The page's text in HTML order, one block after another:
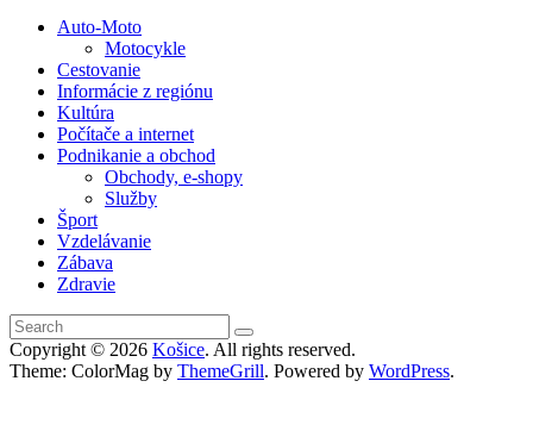
Auto-Moto
Motocykle
Cestovanie
Informácie z regiónu
Kultúra
Počítače a internet
Podnikanie a obchod
Obchody, e-shopy
Služby
Šport
Vzdelávanie
Zábava
Zdravie
Copyright © 2026 Košice. All rights reserved.
Theme: ColorMag by ThemeGrill. Powered by WordPress.